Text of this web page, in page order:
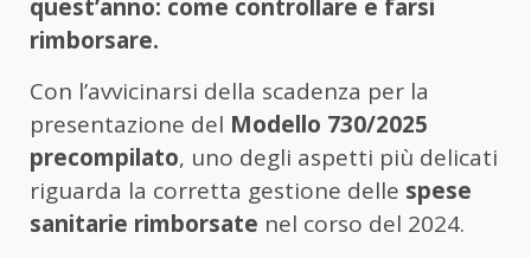
quest’anno: come controllare e farsi
rimborsare.
Con l’avvicinarsi della scadenza per la
presentazione del Modello 730/2025
precompilato, uno degli aspetti più delicati
riguarda la corretta gestione delle spese
sanitarie rimborsate nel corso del 2024.